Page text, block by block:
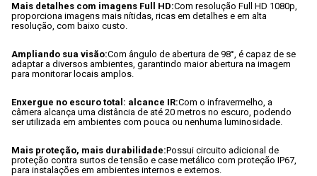
Mais detalhes com imagens Full HD:Com resolução Full HD 1080p,
proporciona imagens mais nítidas, ricas em detalhes e em alta
resolução, com baixo custo.
Ampliando sua visão:Com ângulo de abertura de 98°, é capaz de se
adaptar a diversos ambientes, garantindo maior abertura na imagem
para monitorar locais amplos.
Enxergue no escuro total: alcance IR:Com o infravermelho, a
câmera alcança uma distância de até 20 metros no escuro, podendo
ser utilizada em ambientes com pouca ou nenhuma luminosidade.
Mais proteção, mais durabilidade:Possui circuito adicional de
proteção contra surtos de tensão e case metálico com proteção IP67,
para instalações em ambientes internos e externos.